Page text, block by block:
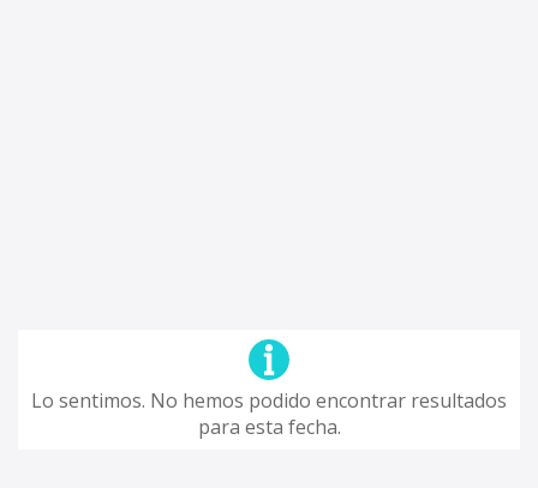
Lo sentimos. No hemos podido encontrar resultados
para esta fecha.